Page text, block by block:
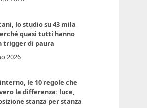
lo studio su 43 mila
quasi tutti hanno
trigger di paura
2026
le 10 regole che
la differenza: luce,
stanza per stanza